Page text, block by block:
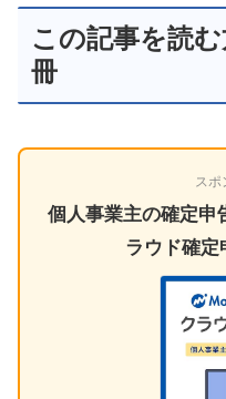
この記事を読
冊
スポ
個人事業主の確定申
ラウド確定